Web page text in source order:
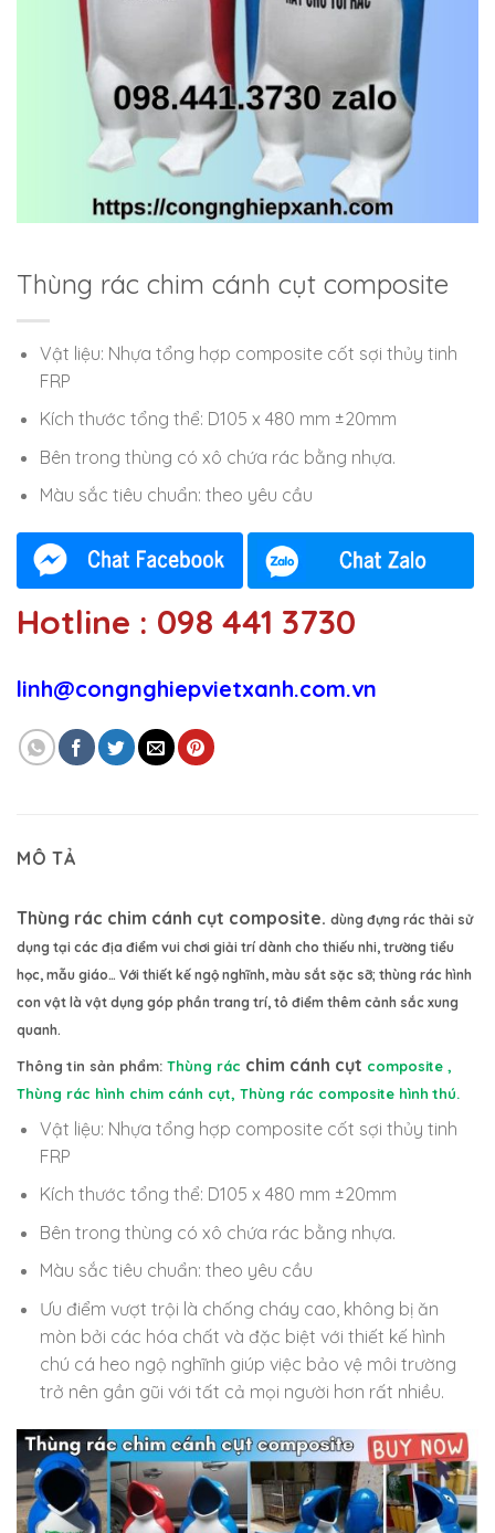
Thùng rác chim cánh cụt composite
Vật liệu: Nhựa tổng hợp composite cốt sợi thủy tinh
FRP
Kích thước tổng thể: D105 x 480 mm ±20mm
Bên trong thùng có xô chứa rác bằng nhựa.
Màu sắc tiêu chuẩn: theo yêu cầu
Hotline : 098 441 3730
linh@congnghiepvietxanh.com.vn
MÔ TẢ
Thùng rác chim cánh cụt composite. dùng đựng rác thải sử
dụng tại các địa điểm vui chơi giải trí dành cho thiếu nhi, trường tiểu
học, mẫu giáo… Với thiết kế ngộ nghĩnh, màu sắt sặc sỡ; thùng rác hình
con vật là vật dụng góp phần trang trí, tô điểm thêm cảnh sắc xung
quanh.
Thông tin sản phẩm: Thùng rác chim cánh cụt composite ,
Thùng rác hình chim cánh cụt, Thùng rác composite hình thú.
Vật liệu: Nhựa tổng hợp composite cốt sợi thủy tinh
FRP
Kích thước tổng thể: D105 x 480 mm ±20mm
Bên trong thùng có xô chứa rác bằng nhựa.
Màu sắc tiêu chuẩn: theo yêu cầu
Ưu điểm vượt trội là chống cháy cao, không bị ăn
mòn bởi các hóa chất và đặc biệt với thiết kế hình
chú cá heo ngộ nghĩnh giúp việc bảo vệ môi trường
trở nên gần gũi với tất cả mọi người hơn rất nhiều.